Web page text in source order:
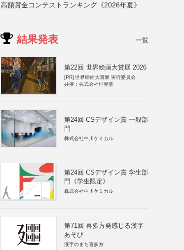
高額賞金コンテストランキング《2026年夏》
結果発表 一覧
第22回 世界絵画大賞展 2026
[PR] 世界絵画大賞展 実行委員会
共催：株式会社世界堂
第24回 CSデザイン賞 一般部
門
株式会社中川ケミカル
第24回 CSデザイン賞 学生部
門《学生限定》
株式会社中川ケミカル
第71回 喜多方発感じる漢字
あそび
漢字のまち喜多方